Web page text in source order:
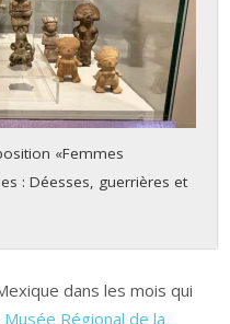
«Femmes
: Déesses, guerrières et
dans les mois qui
Musée Régional de la